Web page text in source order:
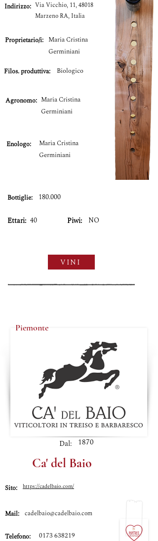
Maria Cristina
Germiniani
Proprietario/i:
Indirizzo: Via Vicchio, 11, 48018
Marzeno RA, Italia
Filos. produttiva: Biologico
Agronomo: Maria Cristina
Germiniani
Enologo:
Maria Cristina
Germiniani
Bottiglie: 180.000
Ettari: 40 Piwi: NO
VINI
Piemonte
Dal: 1870
Ca' del Baio
Sito: https://cadelbaio.com/
Mail: cadelbaio@cadelbaio.com
Telefono: 0173 638219